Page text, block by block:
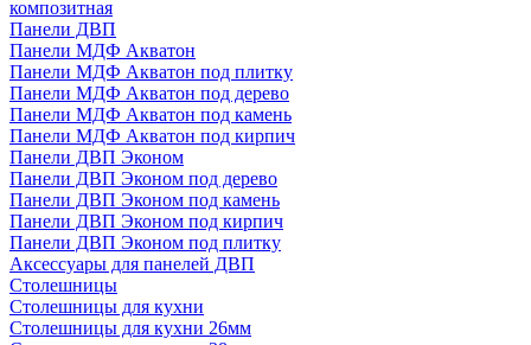
композитная
Панели ДВП
Панели МДФ Акватон
Панели МДФ Акватон под плитку
Панели МДФ Акватон под дерево
Панели МДФ Акватон под камень
Панели МДФ Акватон под кирпич
Панели ДВП Эконом
Панели ДВП Эконом под дерево
Панели ДВП Эконом под камень
Панели ДВП Эконом под кирпич
Панели ДВП Эконом под плитку
Аксессуары для панелей ДВП
Столешницы
Столешницы для кухни
Столешницы для кухни 26мм